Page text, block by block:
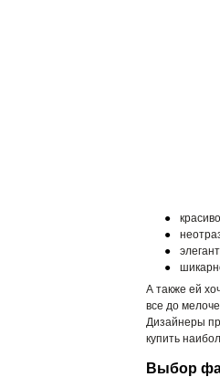
А также ей
все до
Дизайнеры
купить
Выбор